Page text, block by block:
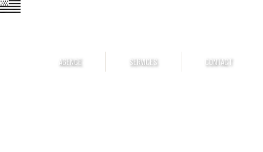
AGENCE SERVICES CONTACT